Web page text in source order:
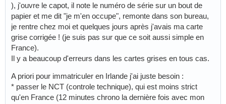
), j'ouvre le capot, il note le numéro de série sur un bout de
papier et me dit "je m'en occupe", remonte dans son bureau,
je rentre chez moi et quelques jours après j'avais ma carte
grise corrigée ! (je suis pas sur que ce soit aussi simple en
France).
Il y a beaucoup d'erreurs dans les cartes grises en tous cas.
A priori pour immatriculer en Irlande j'ai juste besoin :
* passer le NCT (controle technique), qui est moins strict
qu'en France (12 minutes chrono la dernière fois avec mon